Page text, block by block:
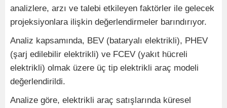
analizlere, arzı ve talebi etkileyen faktörler ile gelecek
projeksiyonlara ilişkin değerlendirmeler barındırıyor.
Analiz kapsamında, BEV (bataryalı elektrikli), PHEV
(şarj edilebilir elektrikli) ve FCEV (yakıt hücreli
elektrikli) olmak üzere üç tip elektrikli araç modeli
değerlendirildi.
Analize göre, elektrikli araç satışlarında küresel